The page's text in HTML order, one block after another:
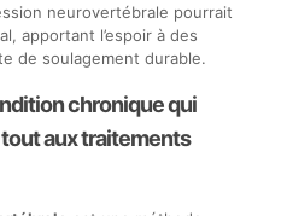
neurovertébrale pourrait
apportant l’espoir à des
de soulagement durable.
chronique qui
aux traitements